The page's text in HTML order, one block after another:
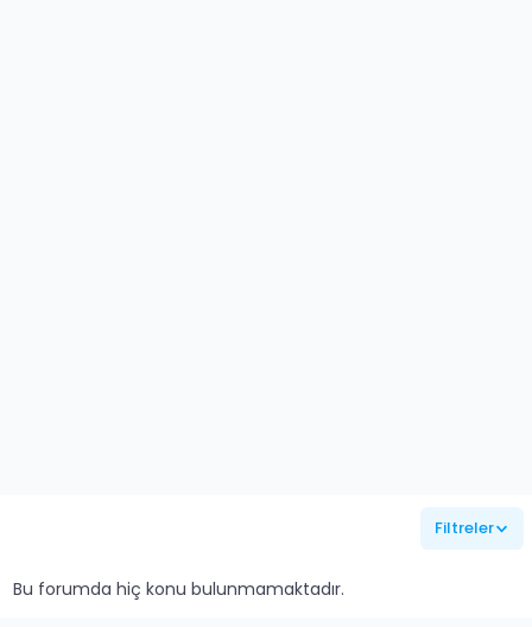
Filtreler
Bu forumda hiç konu bulunmamaktadır.